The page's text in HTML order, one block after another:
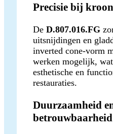
Precisie bij
De D.807.016.FG
uitsnijdingen en
inverted cone-vorm
werken mogelijk,
esthetische en
restauraties.
Duurzaamheid
betrouwbaarheid